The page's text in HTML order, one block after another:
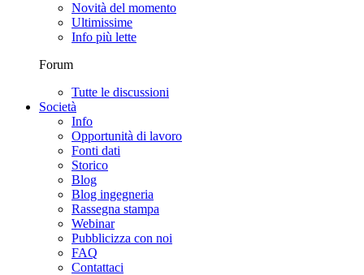
Novità del momento
Ultimissime
Info più lette
Forum
Tutte le discussioni
Società
Info
Opportunità di lavoro
Fonti dati
Storico
Blog
Blog ingegneria
Rassegna stampa
Webinar
Pubblicizza con noi
FAQ
Contattaci